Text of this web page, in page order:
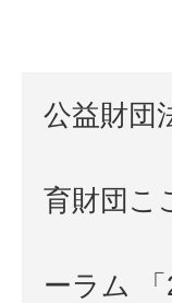
公益財団
育財団こ
ーラム